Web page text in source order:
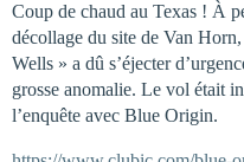
Coup de chaud au Texas ! À
décollage du site de Van
Wells » a dû s’éjecter
grosse anomalie. Le vol était
l’enquête avec Blue Origin.